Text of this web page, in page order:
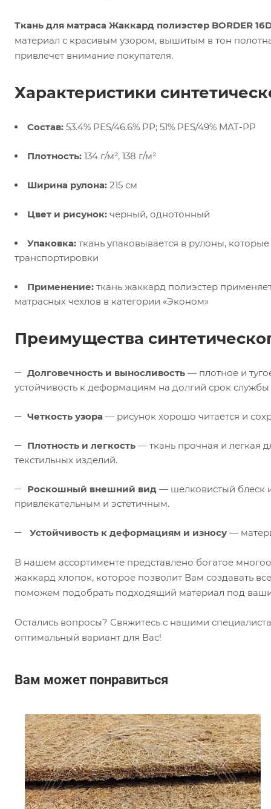
Ткань для матраса Жаккард полиэстер BORDER
материал с красивым узором, вышитым в тон
привлечет внимание покупателя.
Характеристики
Состав: 53.4% PES/46.6% PP; 51% PES/49% MAT-PP
Плотность: 134 г/м², 138 г/м²
Ширина рулона: 215 см
Цвет и рисунок: черный, однотонный
Упаковка: ткань упаковывается в рулоны,
транспортировки
Применение: ткань жаккард полиэстер
матрасных чехлов в категории «Эконом»
Преимущества
Долговечность и выносливость — плотное и
устойчивость к деформациям на долгий срок службы
Четкость узора — рисунок хорошо читается и
Плотность и легкость — ткань прочная и легкая
текстильных изделий.
Роскошный внешний вид — шелковистый блеск
привлекательным и эстетичным.
Устойчивость к деформациям и износу —
В нашем ассортименте представлено богатое
жаккард хлопок, которое позволит Вам создавать
поможем подобрать подходящий материал под
Остались вопросы? Свяжитесь с нашими
оптимальный вариант для Вас!
Вам может понравиться